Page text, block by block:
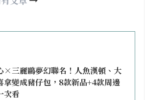
×三麗鷗夢幻聯名！人魚漢頓、大
拿變成豬仔包，8款新品+4款周邊
次看